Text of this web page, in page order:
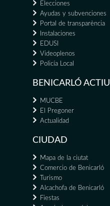
Elecciones
Ayudas y subvenciones
Portal de transparència
Instalaciones
EDUSI
Videoplenos
Policía Local
BENICARLÓ ACTIU
MUCBE
El Pregoner
Actualidad
CIUDAD
Mapa de la ciutat
Comercio de Benicarló
Turismo
Alcachofa de Benicarló
Fiestas